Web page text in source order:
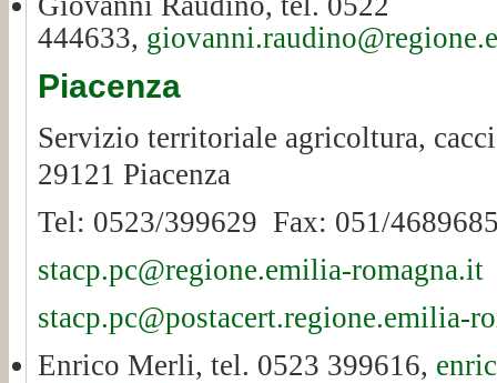
444633,
Piacenza
Servizio territoriale agricoltura,
29121 Piacenza
Tel: 0523/399629 Fax: 051/
stacp.pc@regione.emilia-romagna.it
stacp.pc@postacert.regione.emilia-
Enrico Merli, tel. 0523 399616,